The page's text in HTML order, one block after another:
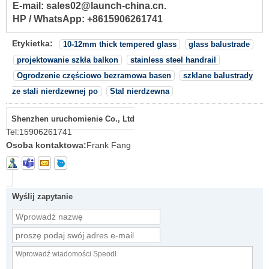
E-mail: sales02@launch-china.cn.
HP / WhatsApp: +8615906261741
Etykietka: 10-12mm thick tempered glass
glass balustrade
projektowanie szkła balkon
stainless steel handrail
Ogrodzenie częściowo bezramowa basen
szklane balustrady
ze stali nierdzewnej po
Stal nierdzewna
Shenzhen uruchomienie Co., Ltd
Tel:15906261741
Osoba kontaktowa:Frank Fang
Wyślij zapytanie